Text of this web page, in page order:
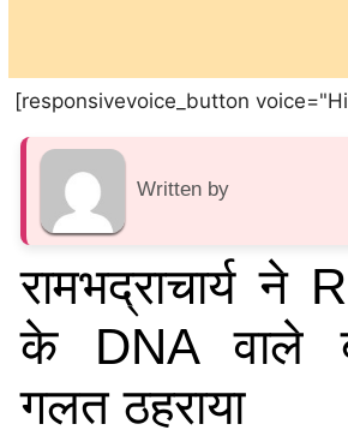
[responsivevoice_button
Written by
रामभद्राचार्य ने
के DNA वाले
गलत ठहराया